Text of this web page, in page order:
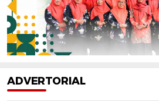
ADVERTORIAL